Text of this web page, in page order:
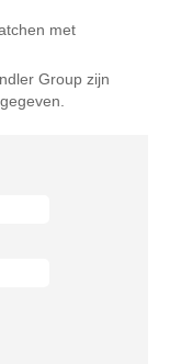
met
Group zijn